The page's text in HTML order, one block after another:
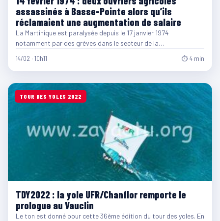
assassinés à Basse-Pointe alors qu’ils
réclamaient une augmentation de salaire
La Martinique est paralysée depuis le 17 janvier 1974
notamment par des grèves dans le secteur de la…
14/02 · 10h11 ⏱ 4 min
TOUR DES YOLES 2022
TDY2022 : la yole UFR/Chanflor remporte le
prologue au Vauclin
Le ton est donné pour cette 36ème édition du tour des yoles. En